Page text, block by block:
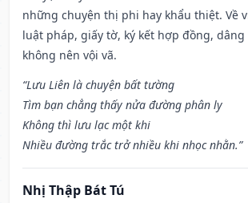
những chuyện thị phi hay khẩu thiệt. Về
luật pháp, giấy tờ, ký kết hợp đồng,
không nên vội vã.
“Lưu Liên là chuyện bất tường
Tìm bạn chẳng thấy nửa đường phân ly
Không thì lưu lạc một khi
Nhiều đường trắc trở nhiều khi nhọc nhằn.”
Nhị Thập Bát Tú